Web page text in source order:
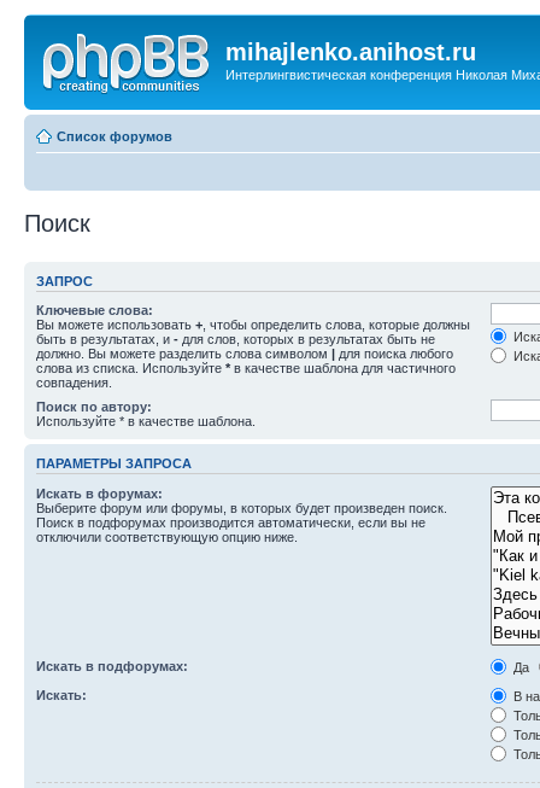
mihajlenko.anihost.ru
Интерлингвистическая конференция Николая
Список форумов
Поиск
ЗАПРОС
Ключевые слова:
Вы можете использовать + , чтобы определить слова, которые должны
быть в результатах, и - для слов, которых в результатах быть не
должно. Вы можете разделить слова символом | для поиска любого
слова из списка. Используйте * в качестве шаблона для частичного
совпадения.
Поиск по автору:
Используйте * в качестве шаблона.
ПАРАМЕТРЫ ЗАПРОСА
Искать в форумах:
Выберите форум или форумы, в которых будет произведен поиск.
Поиск в подфорумах производится автоматически, если вы не
отключили соответствующую опцию ниже.
Искать в подфорумах:
Да
Искать:
В